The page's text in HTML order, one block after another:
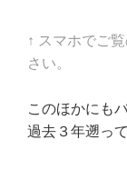
↑ スマホでご
さい。
このほかにも
過去３年遡っ